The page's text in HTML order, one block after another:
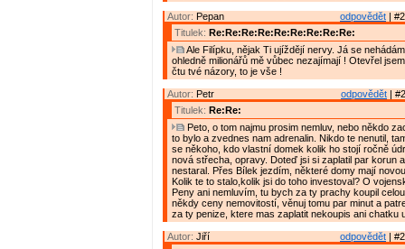
odpovědět |
Autor: Pepan
Titulek: Re:Re:Re:Re:Re:Re:Re:Re:Re:
Ale Filípku, nějak Ti ujíždějí nervy. Já se
ohledně milionářů mě vůbec nezajímají ! Otevřel
čtu tvé názory, to je vše !
odpovědět |
Autor: Petr
Titulek: Re:Re:
Peto, o tom najmu prosim nemluv, nebo někdo
to bylo a zvednes nam adrenalin. Nikdo te nenutil,
se někoho, kdo vlastní domek kolik ho stojí ročně
nová střecha, opravy. Doteď jsi si zaplatil par korun
nestaral. Přes Bílek jezdím, některé domy mají
Kolik te to stalo,kolik jsi do toho investoval? O
Peny ani nemluvím, tu bych za ty prachy koupil
někdy ceny nemovitostí, věnuj tomu par minut a
za ty penize, ktere mas zaplatit nekoupis ani chatku
odpovědět |
Autor: Jiří